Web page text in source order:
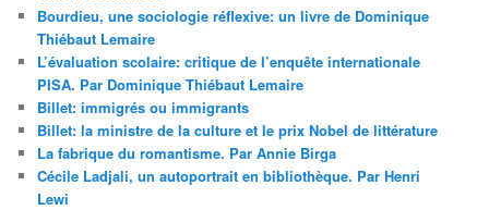
Bourdieu, une sociologie réflexive: un livre de Dominique
Thiébaut Lemaire
L’évaluation scolaire: critique de l’enquête internationale
PISA. Par Dominique Thiébaut Lemaire
Billet: immigrés ou immigrants
Billet: la ministre de la culture et le prix Nobel de littérature
La fabrique du romantisme. Par Annie Birga
Cécile Ladjali, un autoportrait en bibliothèque. Par Henri
Lewi